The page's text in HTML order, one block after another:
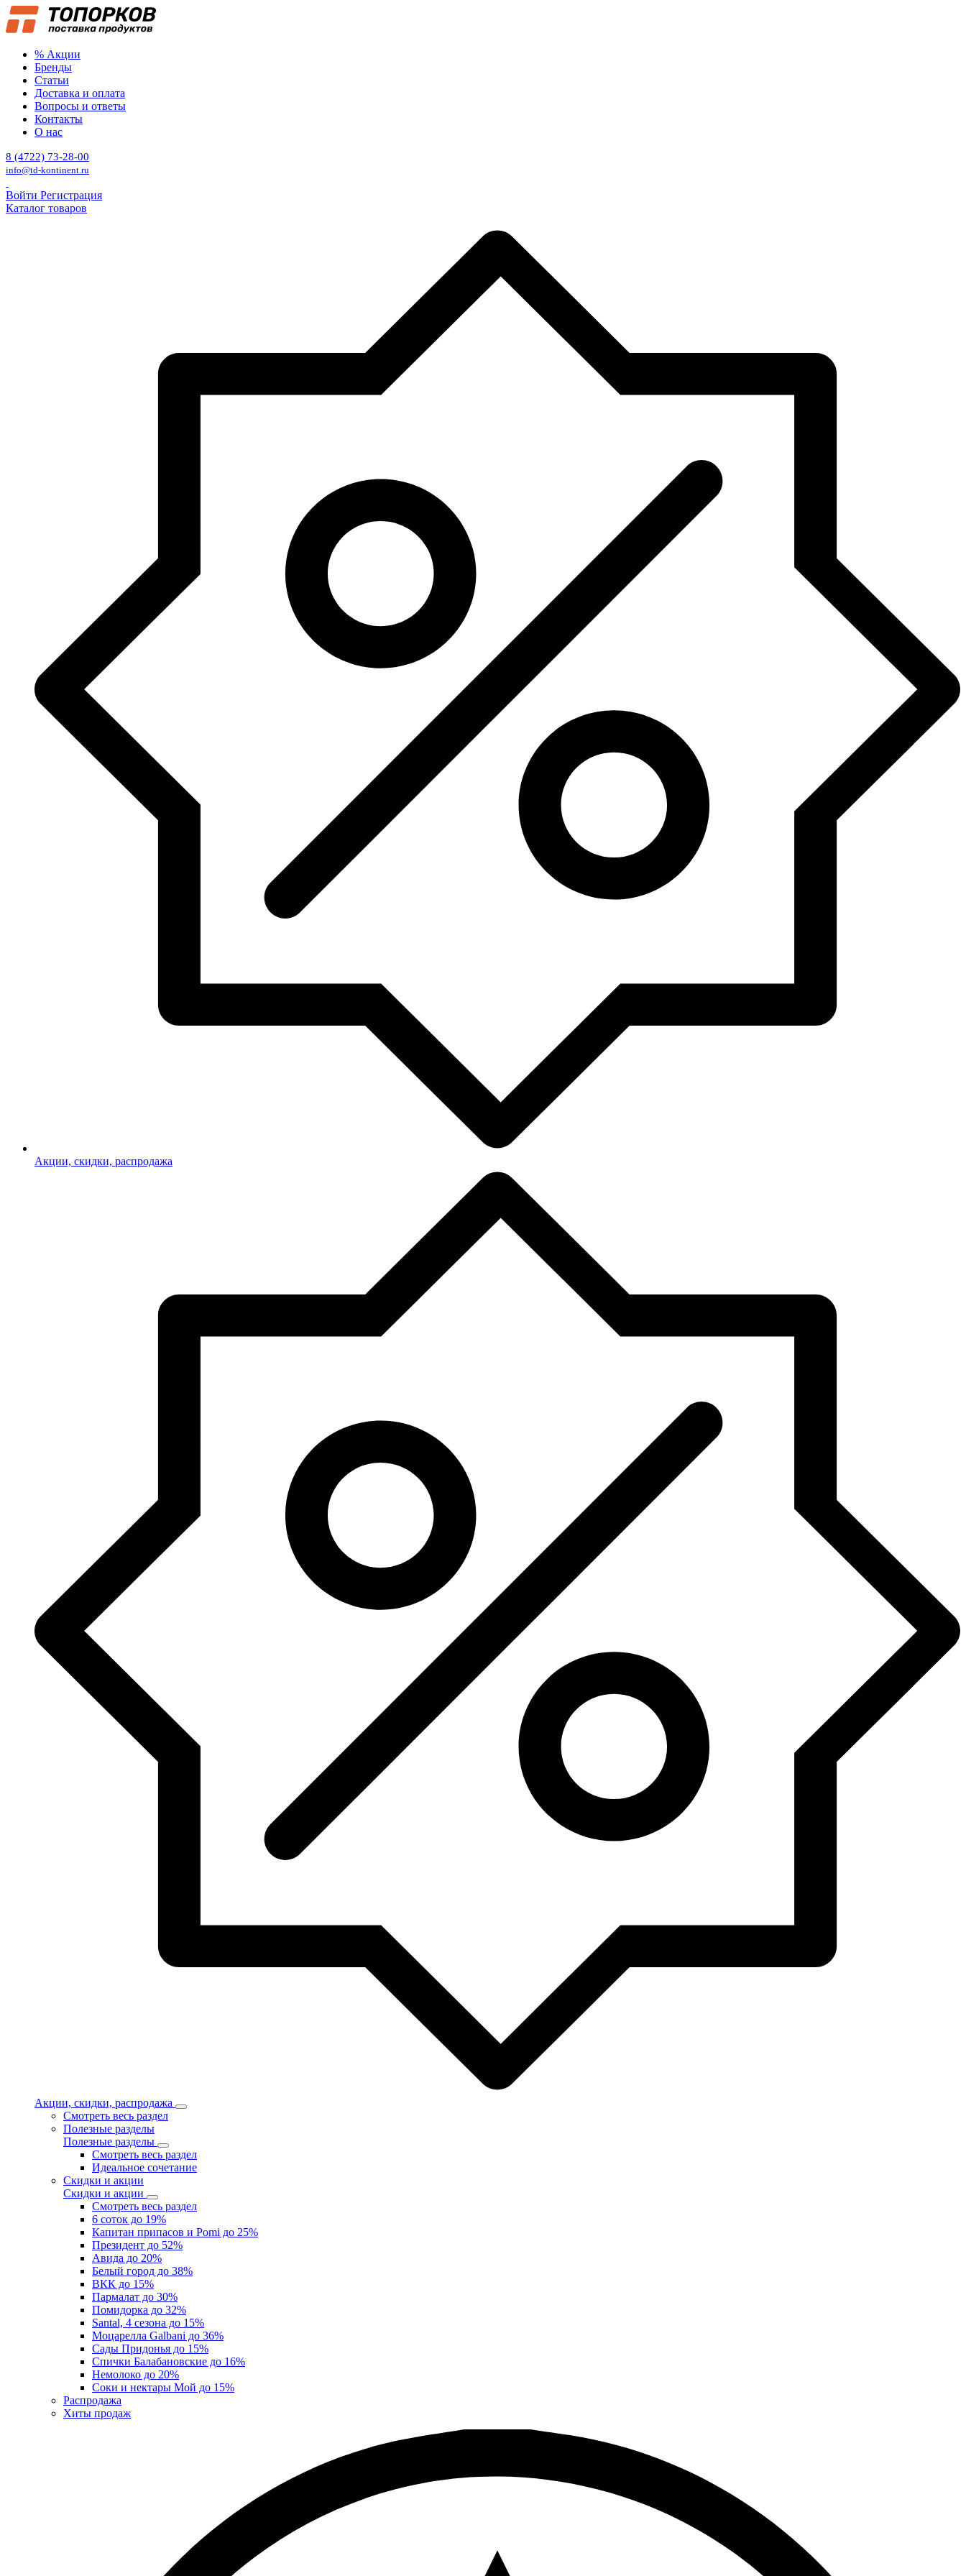
% Акции
Бренды
Статьи
Доставка и оплата
Вопросы и ответы
Контакты
О нас
8 (4722) 73-28-00
info@td-kontinent.ru
Войти Регистрация
Каталог товаров
Акции, скидки, распродажа
Акции, скидки, распродажа
Смотреть весь раздел
Полезные разделы
Полезные разделы
Смотреть весь раздел
Идеальное сочетание
Скидки и акции
Скидки и акции
Смотреть весь раздел
6 соток до 19%
Капитан припасов и Pomi до 25%
Президент до 52%
Авида до 20%
Белый город до 38%
ВКК до 15%
Пармалат до 30%
Помидорка до 32%
Santal, 4 сезона до 15%
Моцарелла Galbani до 36%
Сады Придонья до 15%
Спички Балабановские до 16%
Немолоко до 20%
Соки и нектары Мой до 15%
Распродажа
Хиты продаж